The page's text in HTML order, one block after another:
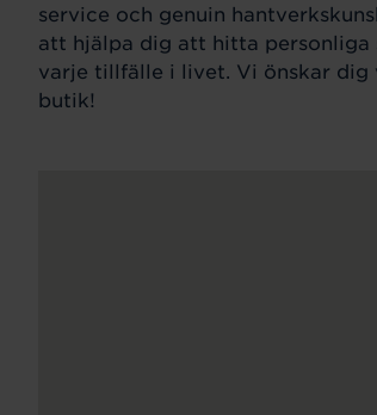
service och genuin
att hjälpa dig att hitta
varje tillfälle i livet. Vi önskar
butik!